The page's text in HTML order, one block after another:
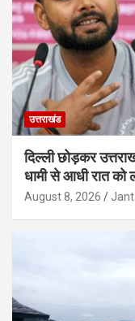
उत्तराखंड
दिल्ली छोड़कर
धामी से आधी रात को
August 8, 2026